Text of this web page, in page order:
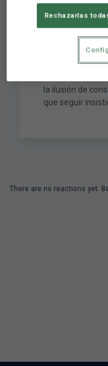
on
Elche"
la ilusión de
que seguir
There are no reactions yet.
Rechazarlas